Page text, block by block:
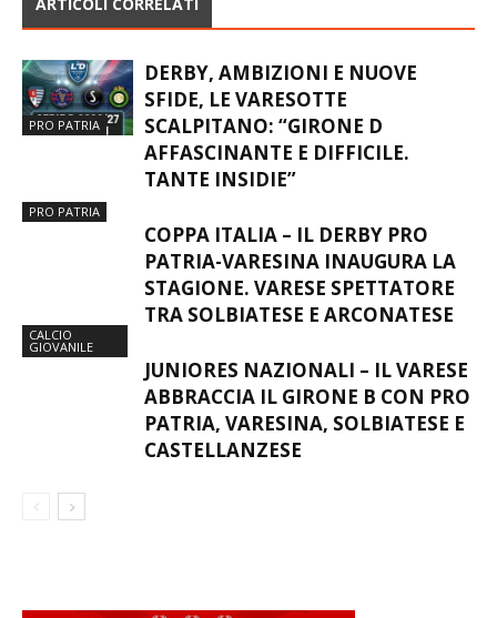
ARTICOLI CORRELATI
DERBY, AMBIZIONI E NUOVE
SFIDE, LE VARESOTTE
SCALPITANO: “GIRONE D
AFFASCINANTE E DIFFICILE.
COPPA ITALIA – IL DERBY PRO
PATRIA-VARESINA INAUGURA LA
STAGIONE. VARESE SPETTATORE
CALCIO
JUNIORES NAZIONALI – IL VARESE
ABBRACCIA IL GIRONE B CON PRO
PATRIA, VARESINA, SOLBIATESE E